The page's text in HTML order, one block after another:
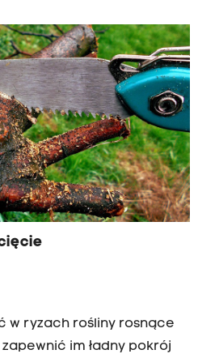
w ryzach rośliny rosnące
im ładny pokrój